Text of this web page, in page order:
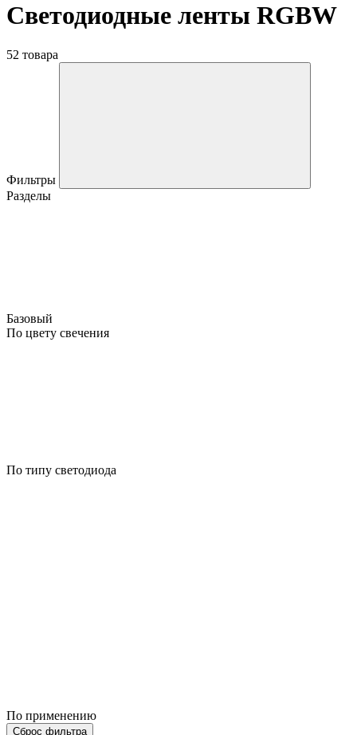
Светодиодные ленты RGBW
52 товара
Фильтры
Разделы
Базовый
По цвету свечения
По типу светодиода
По применению
Сброс фильтра